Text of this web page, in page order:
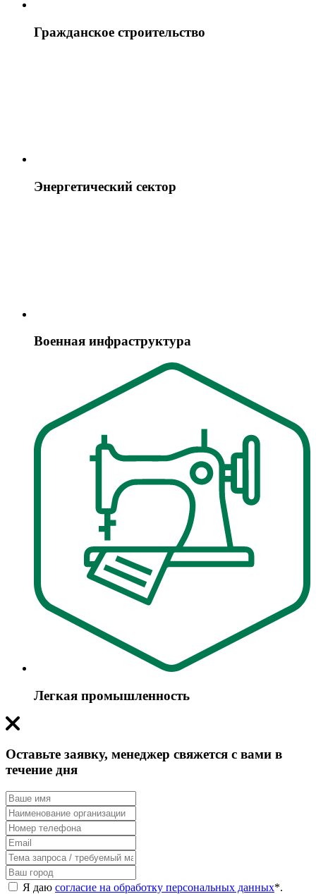
Гражданское строительство
Энергетический сектор
Военная инфраструктура
Легкая промышленность
Оставьте заявку, менеджер свяжется с вами в
течение дня
Я даю согласие на обработку персональных данных*.